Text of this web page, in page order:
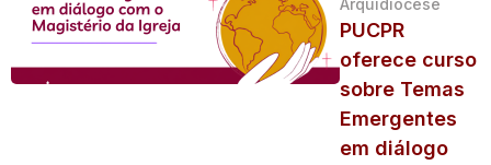
Arquidiocese
PUCPR
oferece curso
sobre Temas
Emergentes
em diálogo